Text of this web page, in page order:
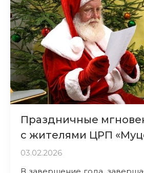
Праздничные
с жителями ЦРП
03.02.2026